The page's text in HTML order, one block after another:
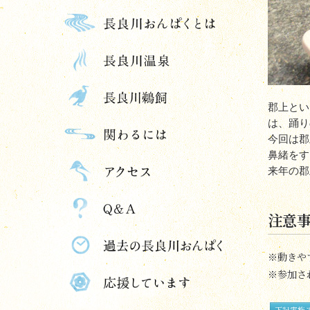
郡上と
は、踊
今回は
鼻緒を
来年の
注意
※動きや
※参加さ